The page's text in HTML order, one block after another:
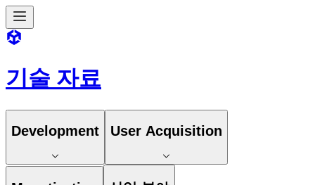
기술 자료
Development User Acquisition